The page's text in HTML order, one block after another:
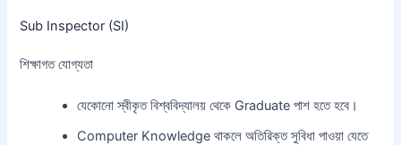
Sub Inspector (SI)
শিক্ষাগত যোগ্যতা
যেকোনো স্বীকৃত বিশ্ববিদ্যালয় থেকে Graduate পাশ হতে হবে।
Computer Knowledge থাকলে অতিরিক্ত সুবিধা পাওয়া যেতে